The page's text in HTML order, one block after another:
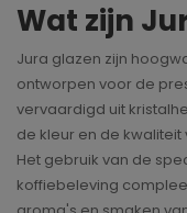
Wat zijn
Jura glazen zijn
ontworpen voor de
vervaardigd uit
de kleur en de
Het gebruik van de
koffiebeleving